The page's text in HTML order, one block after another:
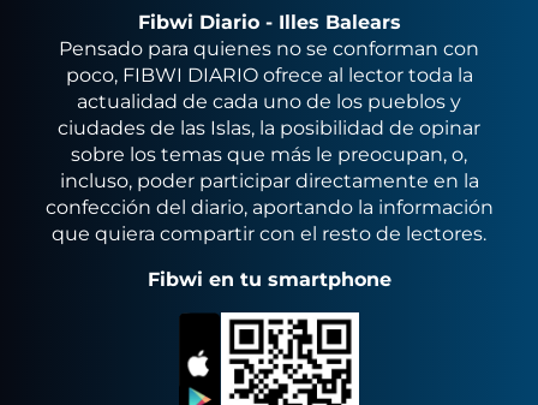
Fibwi Diario - Illes Balears
Pensado para quienes no se conforman con
poco, FIBWI DIARIO ofrece al lector toda la
actualidad de cada uno de los pueblos y
ciudades de las Islas, la posibilidad de opinar
sobre los temas que más le preocupan, o,
incluso, poder participar directamente en la
confección del diario, aportando la información
que quiera compartir con el resto de lectores.
Fibwi en tu smartphone